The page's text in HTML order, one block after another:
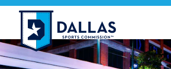
コンテンツへスキップ